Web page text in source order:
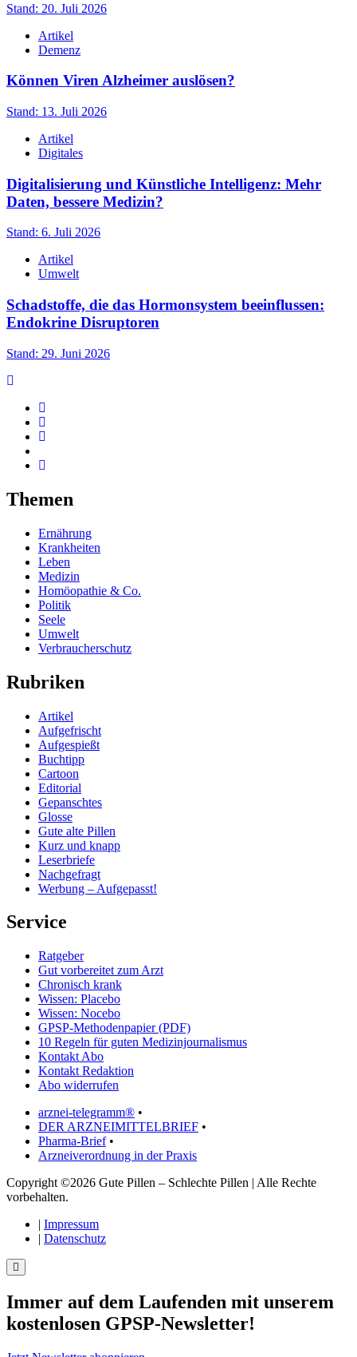
Stand: 20. Juli 2026
Artikel
Demenz
Können Viren Alzheimer auslösen?
Stand: 13. Juli 2026
Artikel
Digitales
Digitalisierung und Künstliche Intelligenz: Mehr
Daten, bessere Medizin?
Stand: 6. Juli 2026
Artikel
Umwelt
Schadstoffe, die das Hormonsystem beeinflussen:
Endokrine Disruptoren
Stand: 29. Juni 2026
Themen
Ernährung
Krankheiten
Leben
Medizin
Homöopathie & Co.
Politik
Seele
Umwelt
Verbraucherschutz
Rubriken
Artikel
Aufgefrischt
Aufgespießt
Buchtipp
Cartoon
Editorial
Gepanschtes
Glosse
Gute alte Pillen
Kurz und knapp
Leserbriefe
Nachgefragt
Werbung – Aufgepasst!
Service
Ratgeber
Gut vorbereitet zum Arzt
Chronisch krank
Wissen: Placebo
Wissen: Nocebo
GPSP-Methodenpapier (PDF)
10 Regeln für guten Medizinjournalismus
Kontakt Abo
Kontakt Redaktion
Abo widerrufen
arznei-telegramm® •
DER ARZNEIMITTELBRIEF •
Pharma-Brief•
Arzneiverordnung in der Praxis
Copyright ©2026 Gute Pillen – Schlechte Pillen | Alle Rechte
vorbehalten.
| Impressum
| Datenschutz
Immer auf dem Laufenden mit unserem
kostenlosen GPSP-Newsletter!